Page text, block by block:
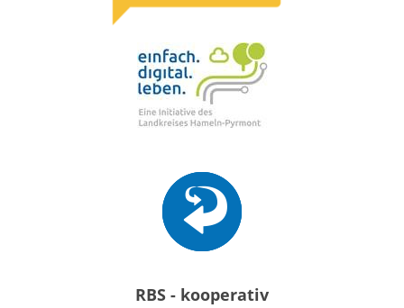
RBS - kooperativ